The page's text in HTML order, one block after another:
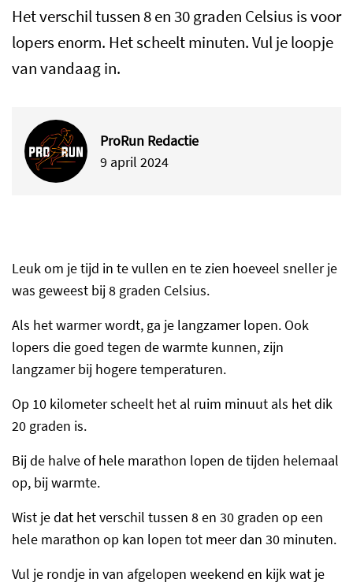
Het verschil tussen 8 en 30 graden Celsius is voor
lopers enorm. Het scheelt minuten. Vul je loopje
van vandaag in.
ProRun Redactie
9 april 2024
Leuk om je tijd in te vullen en te zien hoeveel sneller je
was geweest bij 8 graden Celsius.
Als het warmer wordt, ga je langzamer lopen. Ook
lopers die goed tegen de warmte kunnen, zijn
langzamer bij hogere temperaturen.
Op 10 kilometer scheelt het al ruim minuut als het dik
20 graden is.
Bij de halve of hele marathon lopen de tijden helemaal
op, bij warmte.
Wist je dat het verschil tussen 8 en 30 graden op een
hele marathon op kan lopen tot meer dan 30 minuten.
Vul je rondje in van afgelopen weekend en kijk wat je